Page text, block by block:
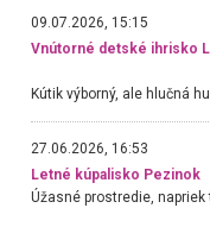
09.07.2026, 15:15
Vnútorné detské ihrisko
27.06.2026, 16:53
Letné kúpalisko Pezinok